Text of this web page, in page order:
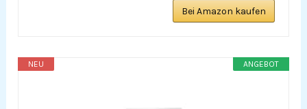
Bei Amazon kaufen
ANGEBOT
NEU